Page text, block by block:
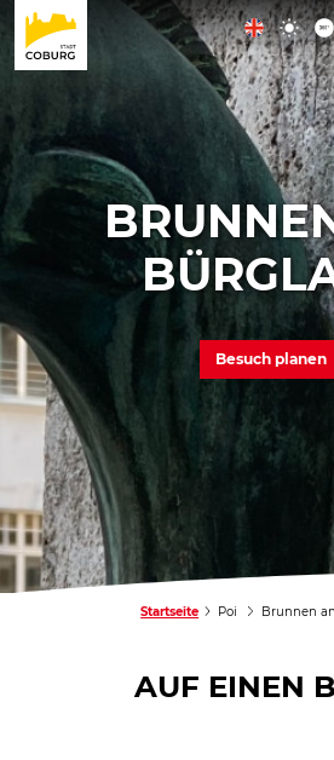
Besuch planen
Startseite Poi Brunnen
AUF EINEN